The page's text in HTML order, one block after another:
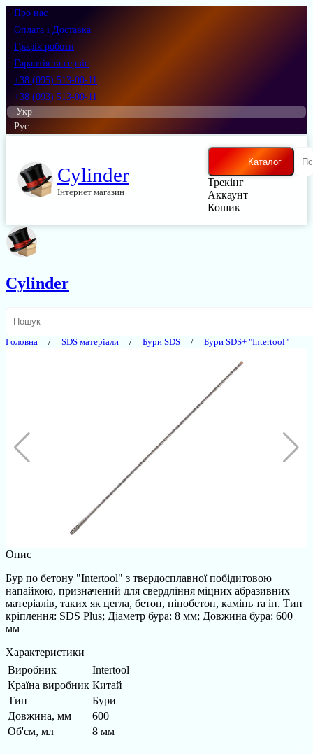
Про нас
Оплата і Доставка
Графік роботи
Гарантія та сервіс
+38 (095) 513-00-11
+38 (093) 513-00-11
Укр
Рус
Cylinder
Інтернет магазин
Каталог
Трекінг
Аккаунт
Кошик
Cylinder
Головна SDS матеріали Бури SDS Бури SDS+ "Intertool"
Опис
Бур по бетону "Intertool" з твердосплавної побідитовою
напайкою, призначений для свердління міцних абразивних
матеріалів, таких як цегла, бетон, пінобетон, камінь та ін. Тип
кріплення: SDS Plus; Діаметр бура: 8 мм; Довжина бура: 600
мм
Характеристики
Виробник
Intertool
Країна виробник Китай
Тип
Бури
Довжина, мм
600
Об'єм, мл
8 мм